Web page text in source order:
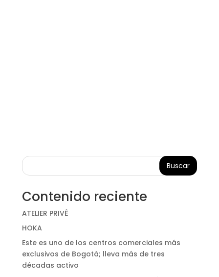
Buscar
Contenido reciente
ATELIER PRIVÊ
HOKA
Este es uno de los centros comerciales más
exclusivos de Bogotá; lleva más de tres
décadas activo